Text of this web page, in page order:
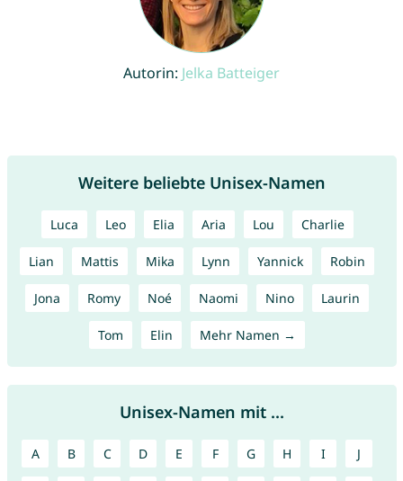
Autorin: Jelka Batteiger
Weitere beliebte Unisex-Namen
Luca Leo Elia Aria Lou Charlie
Lian Mattis Mika Lynn Yannick Robin
Jona Romy Noé Naomi Nino Laurin
Tom Elin Mehr Namen →
Unisex-Namen mit ...
A B C D E F G H I J